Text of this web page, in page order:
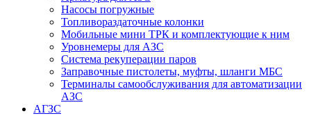
Насосы погружные
Топливораздаточные колонки
Мобильные мини ТРК и комплектующие к ним
Уровнемеры для АЗС
Система рекуперации паров
Заправочные пистолеты, муфты, шланги МБС
Терминалы самообслуживания для автоматизации
АЗС
АГЗС